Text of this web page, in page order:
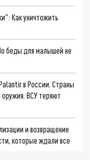
Как уничтожить
беды для малышей не
в России. Страны
оружия. ВСУ теряют
и возвращение
которые ждали все